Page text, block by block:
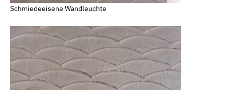
Schmiedeeisene Wandleuchte